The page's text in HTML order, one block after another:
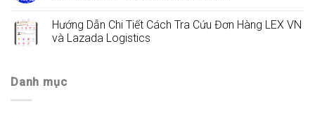
Hướng Dẫn Chi Tiết Cách Tra Cứu Đơn Hàng LEX VN
và Lazada Logistics
Danh mục